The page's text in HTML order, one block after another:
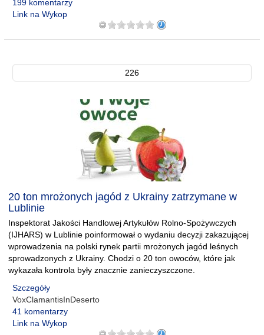
199 komentarzy
Link na Wykop
226
20 ton mrożonych jagód z Ukrainy zatrzymane w
Lublinie
Inspektorat Jakości Handlowej Artykułów Rolno-Spożywczych
(IJHARS) w Lublinie poinformował o wydaniu decyzji zakazującej
wprowadzenia na polski rynek partii mrożonych jagód leśnych
sprowadzonych z Ukrainy. Chodzi o 20 ton owoców, które jak
wykazała kontrola były znacznie zanieczyszczone.
Szczegóły
VoxClamantisInDeserto
41 komentarzy
Link na Wykop